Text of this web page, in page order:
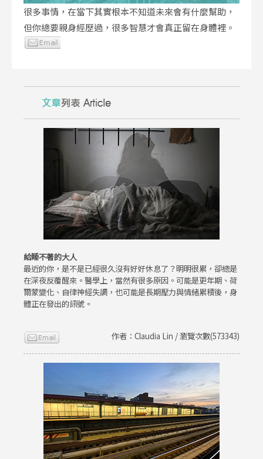
在偷偷改變你
很多事情，在當下其實根本不知道未來會有什麼幫助，
但你總要親身經歷過，很多智慧才會真正留在身體裡。
給睡不著的大人
最近的你，是不是已經很久沒有好好休息了？明明很累，卻總是
在深夜反覆醒來。醫學上，當然有很多原因。可能是更年期、荷
爾蒙變化、自律神經失調，也可能是長期壓力與情緒累積後，身
體正在發出的訊號。
作者：Claudia Lin / 瀏覽次數(573343)